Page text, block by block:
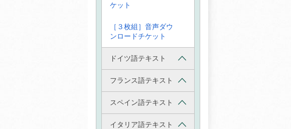
ケット
［３枚組］音声ダウ
ンロードチケット
ドイツ語テキスト
フランス語テキスト
スペイン語テキスト
イタリア語テキスト